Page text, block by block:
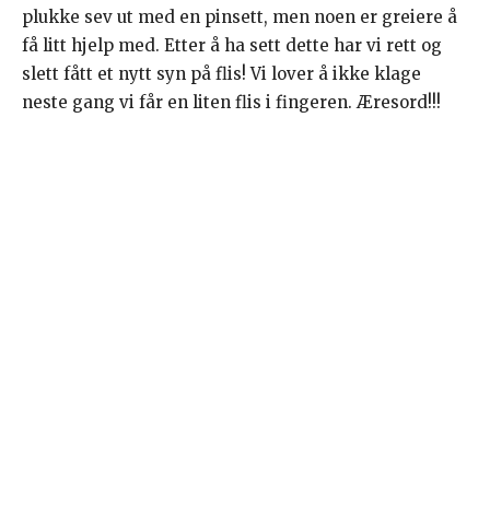
plukke sev ut med en pinsett, men noen er greiere å
få litt hjelp med. Etter å ha sett dette har vi rett og
slett fått et nytt syn på flis! Vi lover å ikke klage
neste gang vi får en liten flis i fingeren. Æresord!!!